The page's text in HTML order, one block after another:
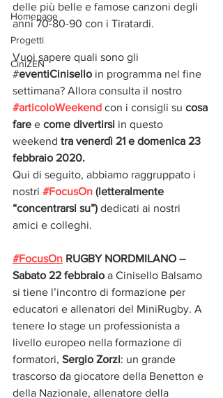
Homepage
Progetti
CiniZEN
delle più belle e famose canzoni degli
anni 70-80-90 con i Tiratardi.
Vuoi sapere quali sono gli
#eventiCinisello in programma nel fine
settimana? Allora consulta il nostro
#articoloWeekend con i consigli su cosa
fare e come divertirsi in questo
weekend tra venerdì 21 e domenica 23
febbraio 2020.
Qui di seguito, abbiamo raggruppato i
nostri #FocusOn (letteralmente
“concentrarsi su”) dedicati ai nostri
amici e colleghi.
#FocusOn RUGBY NORDMILANO –
Sabato 22 febbraio a Cinisello Balsamo
si tiene l’incontro di formazione per
educatori e allenatori del MiniRugby. A
tenere lo stage un professionista a
livello europeo nella formazione di
formatori, Sergio Zorzi: un grande
trascorso da giocatore della Benetton e
della Nazionale, allenatore della